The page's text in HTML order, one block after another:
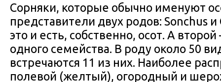
Сорняки, которые обычно именуют
представители двух родов: Sonchus
это и есть, собственно, осот. А
одного семейства. В роду около 50
встречаются 11 из них. Наиболее
полевой (желтый), огородный и